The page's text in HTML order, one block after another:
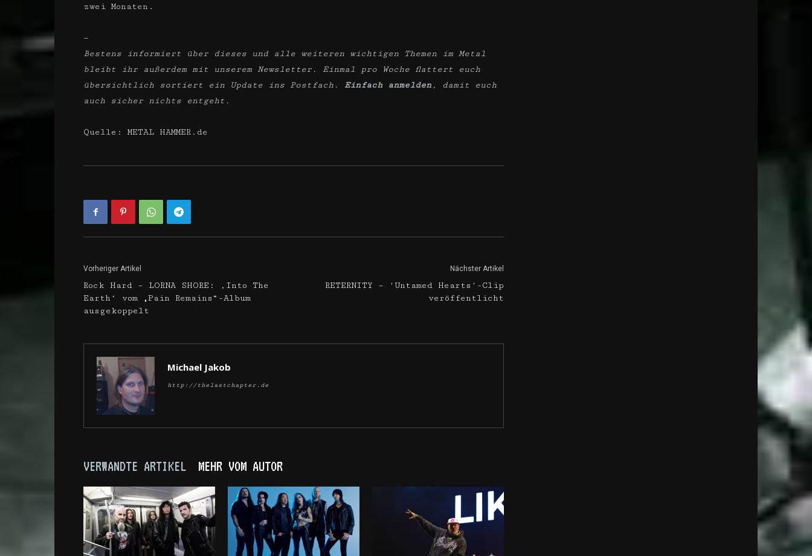
zwei Monaten.
—
Bestens informiert über dieses und alle weiteren wichtigen Themen im Metal
bleibt ihr außerdem mit unserem Newsletter. Einmal pro Woche flattert euch
übersichtlich sortiert ein Update ins Postfach.
Einfach anmelden , damit euch
auch sicher nichts entgeht.
Quelle: METAL HAMMER.de
Vorheriger Artikel
Rock Hard – LORNA SHORE: ‚Into The
Earth‘ vom „Pain Remains“-Album
ausgekoppelt
Nächster Artikel
RETERNITY – 'Untamed Hearts'-Clip
veröffentlicht
Michael Jakob
http://thelastchapter.de
VERWANDTE ARTIKEL MEHR VOM AUTOR